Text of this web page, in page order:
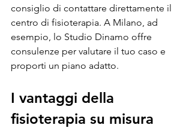
consiglio di contattare direttamente il
centro di fisioterapia. A Milano, ad
esempio, lo Studio Dinamo offre
consulenze per valutare il tuo caso e
proporti un piano adatto.
I vantaggi della
fisioterapia su misura